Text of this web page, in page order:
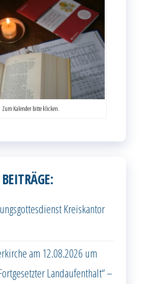
Zum Kalender bitte klicken.
Kreiskantor
am 12.08.2026 um
Landaufenthalt“ –